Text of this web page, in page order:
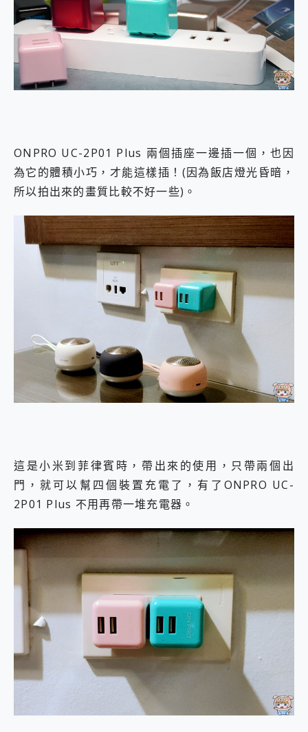
ONPRO UC-2P01 Plus 兩個插座一邊插一個，也因
為它的體積小巧，才能這樣插！(因為飯店燈光昏暗，
所以拍出來的畫質比較不好一些)。
這是小米到菲律賓時，帶出來的使用，只帶兩個出
門，就可以幫四個裝置充電了，有了ONPRO UC-
2P01 Plus 不用再帶一堆充電器。